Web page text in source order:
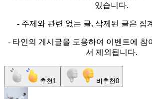
있습니다.
- 주제와 관련 없는 글, 삭제된 글은 집
- 타인의 게시글을 도용하여 이벤트에 참
서 제외됩니다.
추천 1 비추천0